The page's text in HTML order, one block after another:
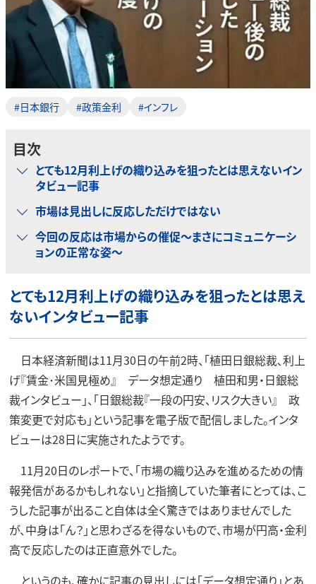
#日本銀行 #政策金利 #インフレ
目次
とても12月利上げの織り込みを狙ったとは思えないイン
タビュー記事
市場は見出しに反応しただけではない
今回の反応は市場からの催促～まさにコミュニケーシ
ョンの正常な姿～
とても12月利上げの織り込みを狙ったとは思え
ないインタビュー記事
日本経済新聞は11月30日の午前2時、「植田日銀総裁､利上
げ『賃金･米国見極め』 データ想定通り 植田和男・日銀総
裁インタビュー」、「日銀総裁『一段の円安、リスク大きい』 政
策変更で対応も」という記事を電子版で配信しました。インタ
ビューは28日に実施されたようです。
11月20日のレポートで、「市場の織り込みを進めるための情
報発信があるかもしれない」と指摘していた筆者にとっては、こ
うした記事が出ること自体は全く驚きではありませんでした
が、中身は「ん？」と思わざるを得ないもので、市場が円高・金利
高で反応したのは正直意外でした。